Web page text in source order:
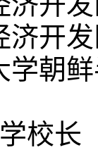
开发
朝鲜
校长